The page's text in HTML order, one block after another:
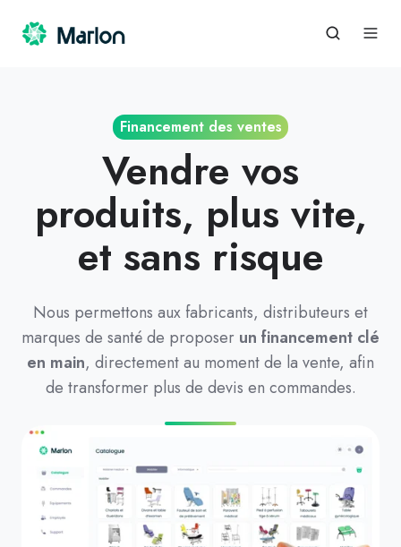
Financement des ventes
Vendre vos
produits, plus vite,
et sans risque
Nous permettons aux fabricants, distributeurs et
marques de santé de proposer un financement clé
en main, directement au moment de la vente, afin
de transformer plus de devis en commandes.